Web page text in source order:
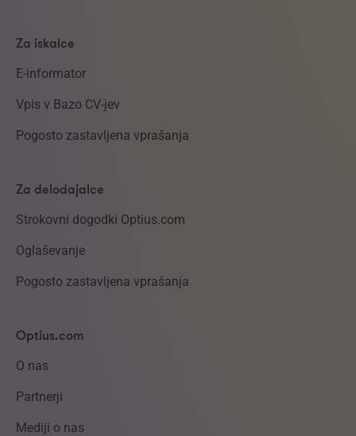
Za iskalce
E-informator
Vpis v Bazo CV-jev
Pogosto zastavljena vprašanja
Za delodajalce
Strokovni dogodki Optius.com
Oglaševanje
Pogosto zastavljena vprašanja
Optius.com
O nas
Partnerji
Mediji o nas